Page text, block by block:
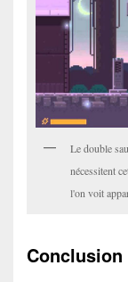
Le double
nécessitent
l'on voit
Conclusion